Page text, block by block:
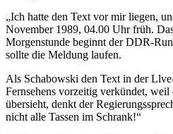
„Ich hatte den Text vor mir liegen,
November 1989, 04.00 Uhr früh.
Morgenstunde beginnt der DDR-
sollte die Meldung laufen.
Als Schabowski den Text in der
Fernsehens vorzeitig verkündet,
übersieht, denkt der
nicht alle Tassen im Schrank!“